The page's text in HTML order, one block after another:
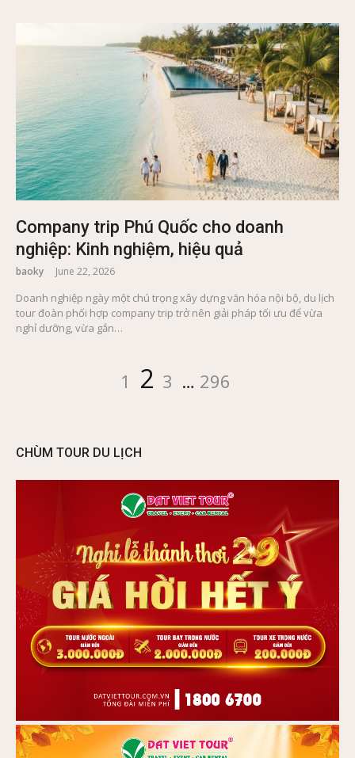
Company trip Phú Quốc cho doanh
nghiệp: Kinh nghiệm, hiệu quả
baoky June 22, 2026
Doanh nghiệp ngày một chú trọng xây dựng văn hóa nội bộ, du lịch
tour đoàn phối hợp company trip trở nên giải pháp tối ưu để vừa
nghỉ dưỡng, vừa gắn…
Page
1 Page
2 Page
3 … Page
296
CHÙM TOUR DU LỊCH